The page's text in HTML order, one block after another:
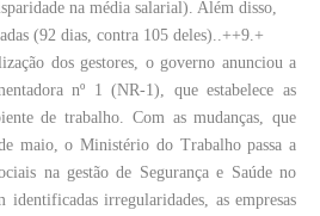
na média salarial). Além disso,
(92 dias, contra 105 deles)..++9.+
dos gestores, o governo anunciou a
nº 1 (NR-1), que estabelece as
de trabalho. Com as mudanças, que
maio, o Ministério do Trabalho passa a
na gestão de Segurança e Saúde no
identificadas irregularidades, as empresas